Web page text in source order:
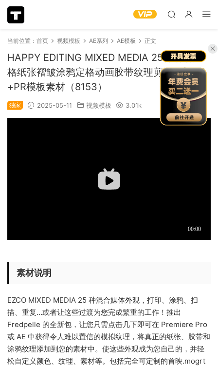
当前位置： 首页 视频模板 AE系列 AE模板 正文
HAPPY EDITING MIXED MEDIA 25种嘻哈风
格纸张褶皱涂鸦定格动画胶带纹理剪辑叠加AE
+PR模板素材（8153）
独家 2025-05-11 视频模板 3.01k
素材说明
EZCO MIXED MEDIA 25 种混合媒体外观，打印、涂鸦、扫
描、重复…或者让这些过渡为您完成繁重的工作！推出
Fredpelle 的全新包，让您只需点击几下即可在 Premiere Pro
或 AE 中获得令人难以置信的模拟纹理，将真正的纸张、胶带和
涂鸦纹理添加到您的素材中。使这些外观成为您自己的，并轻
松自定义颜色、纹理、素材等。包括完全可定制的首映.mogrt